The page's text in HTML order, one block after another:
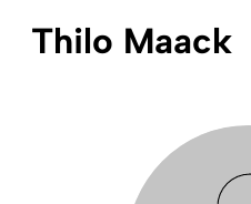
Thilo Maack